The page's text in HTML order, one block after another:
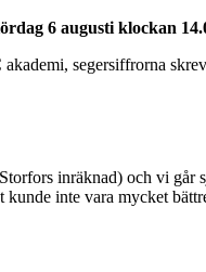
6 augusti klockan
segersiffrorna
inräknad) och vi
inte vara mycket